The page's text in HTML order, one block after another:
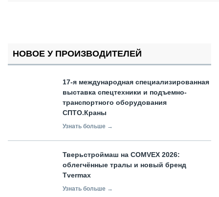
НОВОЕ У ПРОИЗВОДИТЕЛЕЙ
17-я международная специализированная
выставка спецтехники и подъемно-
транспортного оборудования
СПТО.Краны
Узнать больше →
Тверьстроймаш на COMVEX 2026:
облегчённые тралы и новый бренд
Tvermax
Узнать больше →